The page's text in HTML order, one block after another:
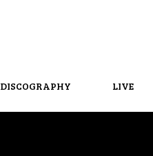
DISCOGRAPHY LIVE